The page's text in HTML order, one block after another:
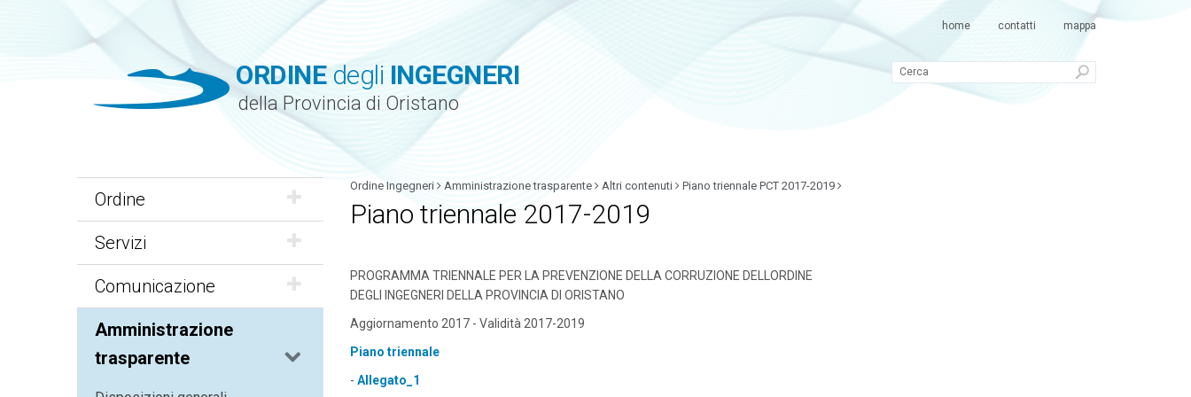
ORDINEdegli INGEGNERI
della Provincia di Oristano
home contatti mappa
Ordine
Servizi
Comunicazione
Amministrazione
trasparente
Ordine Ingegneri Amministrazione trasparente Altri contenuti Piano triennale PCT 2017-2019
Piano triennale 2017-2019
PROGRAMMA TRIENNALE PER LA PREVENZIONE DELLA CORRUZIONE DELLORDINE
DEGLI INGEGNERI DELLA PROVINCIA DI ORISTANO
Aggiornamento 2017 - Validità 2017-2019
Piano triennale
- Allegato_1